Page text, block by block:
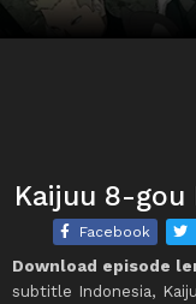
Kaijuu 8-
Facebook
Download episode
subtitle Indonesia,